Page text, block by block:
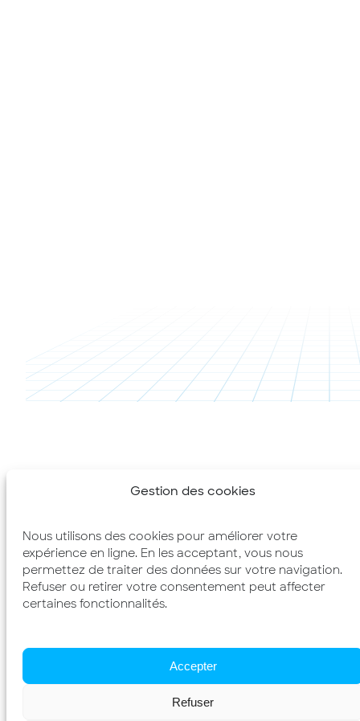
Gestion des cookies
Nous utilisons des cookies pour améliorer votre
expérience en ligne. En les acceptant, vous nous
permettez de traiter des données sur votre navigation.
Refuser ou retirer votre consentement peut affecter
certaines fonctionnalités.
Accepter
Refuser